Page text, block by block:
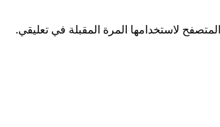
لاستخدامها المرة المقبلة في تعليقي.